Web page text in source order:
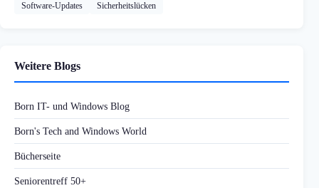
Software-Updates Sicherheitslücken
Weitere Blogs
Born IT- und Windows Blog
Born's Tech and Windows World
Bücherseite
Seniorentreff 50+